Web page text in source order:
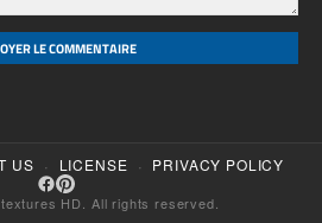
US · LICENSE